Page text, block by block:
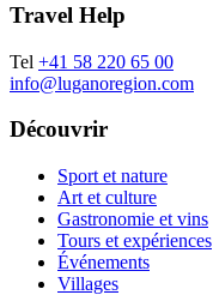
Travel Help
Tel +41 58 220 65 00
info@luganoregion.com
Découvrir
Sport et nature
Art et culture
Gastronomie et vins
Tours et expériences
Événements
Villages